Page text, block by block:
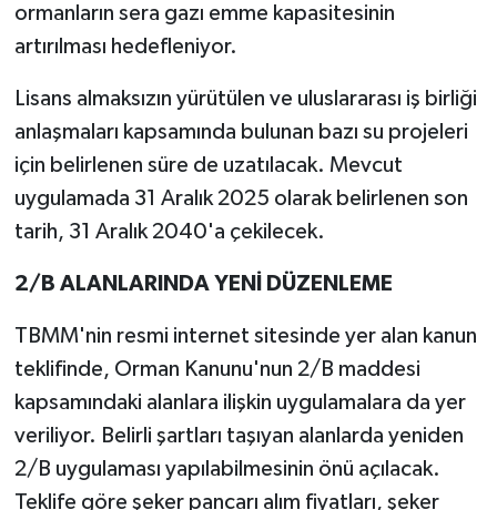
ormanların sera gazı emme kapasitesinin
artırılması hedefleniyor.
Lisans almaksızın yürütülen ve uluslararası iş birliği
anlaşmaları kapsamında bulunan bazı su projeleri
için belirlenen süre de uzatılacak. Mevcut
uygulamada 31 Aralık 2025 olarak belirlenen son
tarih, 31 Aralık 2040'a çekilecek.
2/B ALANLARINDA YENİ DÜZENLEME
TBMM'nin resmi internet sitesinde yer alan kanun
teklifinde, Orman Kanunu'nun 2/B maddesi
kapsamındaki alanlara ilişkin uygulamalara da yer
veriliyor. Belirli şartları taşıyan alanlarda yeniden
2/B uygulaması yapılabilmesinin önü açılacak.
Teklife göre şeker pancarı alım fiyatları, şeker